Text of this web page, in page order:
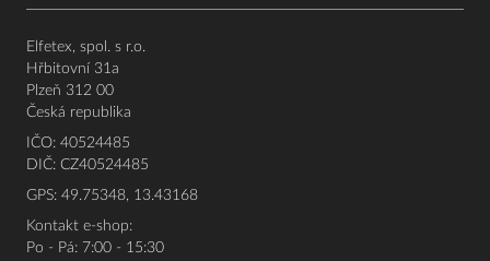
Elfetex, spol. s r.o.
Hřbitovní 31a
Plzeň 312 00
Česká republika
IČO: 40524485
DIČ: CZ40524485
GPS: 49.75348, 13.43168
Kontakt e-shop:
Po - Pá: 7:00 - 15:30